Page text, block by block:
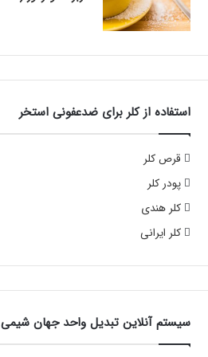
استفاده از کلر برای ضدعفونی استخر
قرص کلر
پودر کلر
کلر هندی
کلر ایرانی
سیستم آنلاین تبدیل واحد جهان شیمی